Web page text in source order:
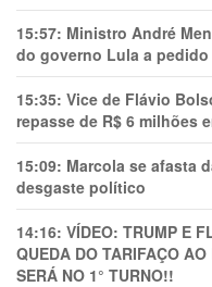
15:57: Ministro André
do governo Lula a pedido
15:35: Vice de Flávio
repasse de R$ 6 milhões
15:09: Marcola se afasta
desgaste político
14:16: VÍDEO: TRUMP E
QUEDA DO TARIFAÇO
SERÁ NO 1° TURNO!!